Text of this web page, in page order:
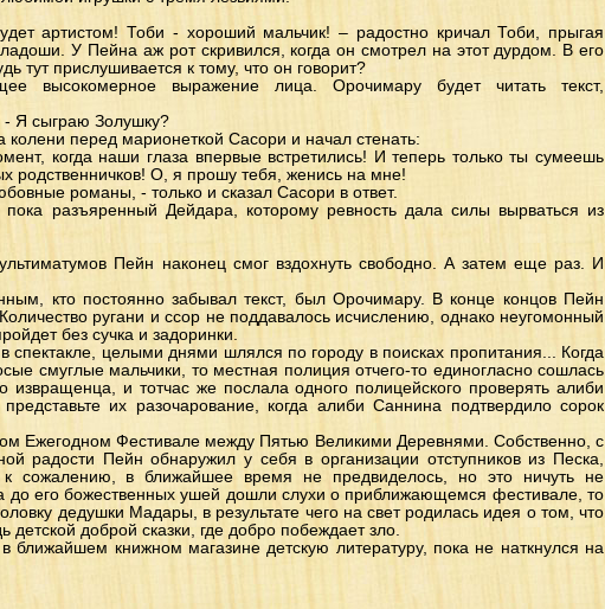
артистом! Тоби - хороший мальчик! – радостно кричал Тоби, прыгая
У Пейна аж рот скривился, когда он смотрел на этот дурдом. В его
тут прислушивается к тому, что он говорит?
высокомерное выражение лица. Орочимару будет читать текст,
Я сыграю Золушку?
перед марионеткой Сасори и начал стенать:
когда наши глаза впервые встретились! И теперь только ты сумеешь
родственничков! О, я прошу тебя, женись на мне!
романы, - только и сказал Сасори в ответ.
пока разъяренный Дейдара, которому ревность дала силы вырваться из
Пейн наконец смог вздохнуть свободно. А затем еще раз. И
кто постоянно забывал текст, был Орочимару. В конце концов Пейн
ругани и ссор не поддавалось исчислению, однако неугомонный
без сучка и задоринки.
спектакле, целыми днями шлялся по городу в поисках пропитания... Когда
смуглые мальчики, то местная полиция отчего-то единогласно сошлась
извращенца, и тотчас же послала одного полицейского проверять алиби
их разочарование, когда алиби Саннина подтвердило сорок
Ежегодном Фестивале между Пятью Великими Деревнями. Собственно, с
радости Пейн обнаружил у себя в организации отступников из Песка,
сожалению, в ближайшее время не предвиделось, но это ничуть не
до его божественных ушей дошли слухи о приближающемся фестивале, то
дедушки Мадары, в результате чего на свет родилась идея о том, что
детской доброй сказки, где добро побеждает зло.
книжном магазине детскую литературу, пока не наткнулся на